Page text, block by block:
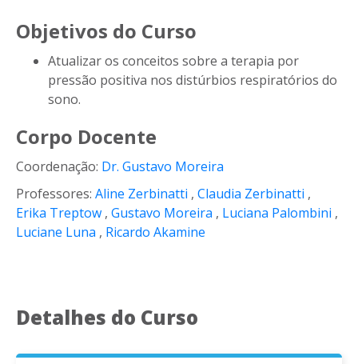
Objetivos do Curso
Atualizar os conceitos sobre a terapia por
pressão positiva nos distúrbios respiratórios do
sono.
Corpo Docente
Coordenação: Dr. Gustavo Moreira
Professores: Aline Zerbinatti , Claudia Zerbinatti ,
Erika Treptow , Gustavo Moreira , Luciana Palombini ,
Luciane Luna , Ricardo Akamine
Detalhes do Curso